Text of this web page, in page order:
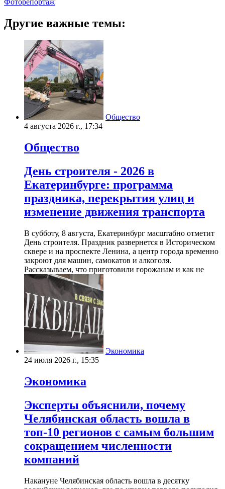
Фоторепортаж
Другие важные темы:
Общество
4 августа 2026 г., 17:34
Общество
День строителя - 2026 в
Екатеринбурге: программа
праздника, перекрытия улиц и
изменение движения транспорта
В субботу, 8 августа, Екатеринбург масштабно отметит
День строителя. Праздник развернется в Историческом
сквере и на проспекте Ленина, а центр города временно
закроют для машин, самокатов и алкоголя.
Рассказываем, что приготовили горожанам и как не
Экономика
24 июля 2026 г., 15:35
Экономика
Эксперты объяснили, почему
Челябинская область вошла в
топ-10 регионов с самым большим
сокращением численности
компаний
Накануне Челябинская область вошла в десятку